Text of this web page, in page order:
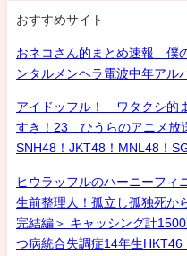
おすすめサイト
おネコさん的まとめ速報 僕
ンタルメンヘラ電波中年アル
アイドッフル！ ワタクシ的
すき！23 ひうらのアニメ放
SNH48！JKT48！MNL48！
ヒウラッフルのハーニーフィ
生前整理人！孤立し孤独死か
完結編＞ キャッシング計
つ病統合失調症14年生